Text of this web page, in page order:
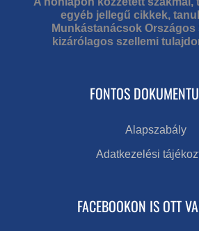
egyéb jellegű cikkek,
Munkástanácsok Országos
kizárólagos szellemi
FONTOS
Alapszabály
Adatkezelési
FACEBOOKON IS OTT